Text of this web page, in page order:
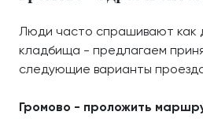
Люди часто спрашивают как
кладбища - предлагаем
следующие варианты
Громово - проложить